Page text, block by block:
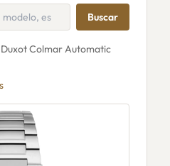
Buscar
Duxot Colmar Automatic